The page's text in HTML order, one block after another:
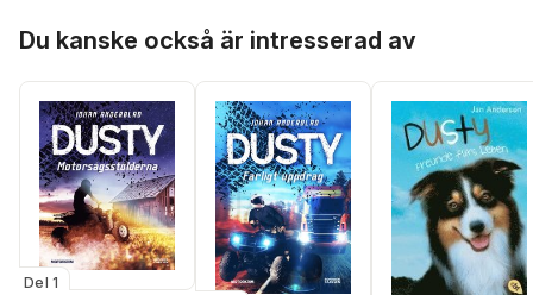
Du kanske också är intresserad av
Del 1